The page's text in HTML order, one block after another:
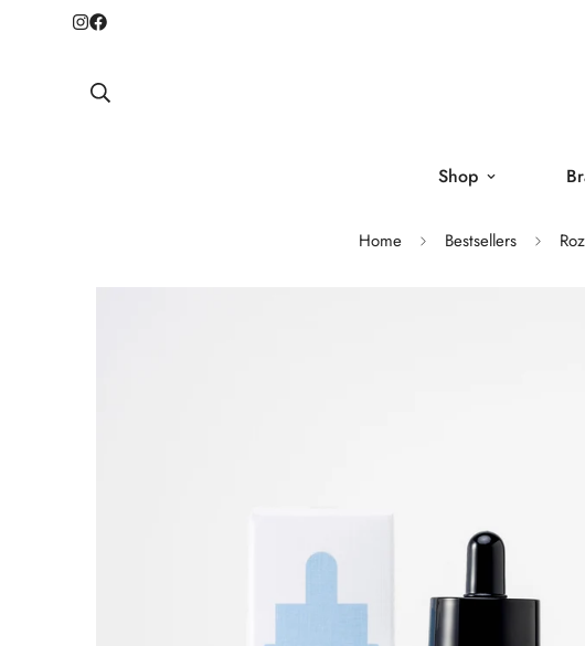
Shop
Home Bestsellers